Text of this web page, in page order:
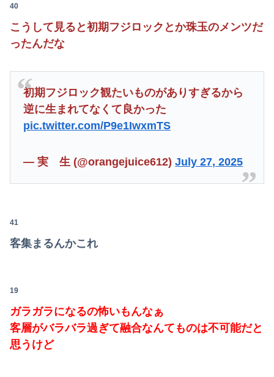
40
こうして見ると初期フジロックとか珠玉のメンツだ
ったんだな
初期フジロック観たいものがありすぎるから
逆に生まれてなくて良かった
pic.twitter.com/P9e1IwxmTS
— 実 生 (@orangejuice612)July 27, 2025
41
客集まるんかこれ
19
ガラガラになるの怖いもんなぁ
客層がバラバラ過ぎて融合なんてものは不可能だと
思うけど